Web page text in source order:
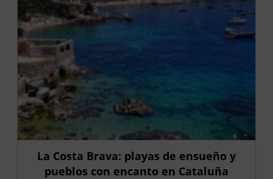
La Costa Brava: playas de ensueño y
pueblos con encanto en Cataluña